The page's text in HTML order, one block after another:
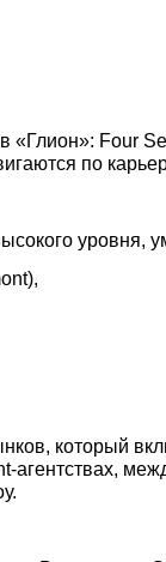
Four
по
уровня,
который
агентствах,